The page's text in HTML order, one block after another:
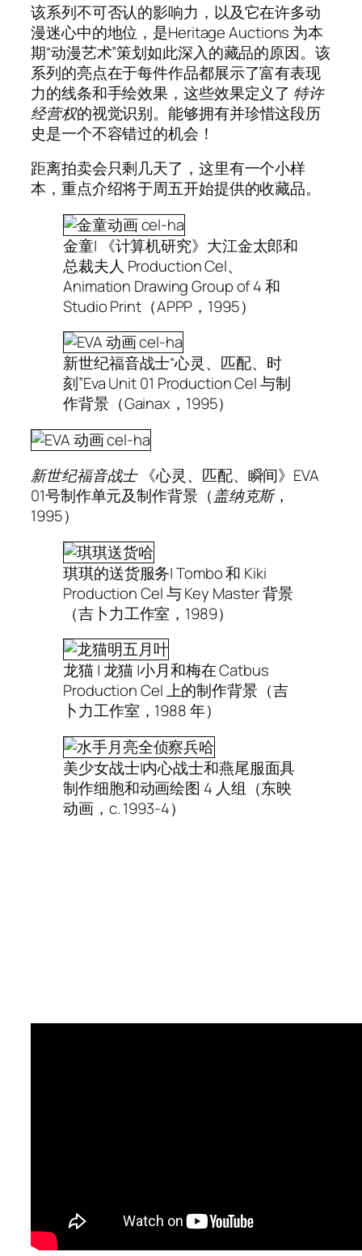
该系列不可否认的影响力，以及它在许多动
漫迷心中的地位，是Heritage Auctions 为本
期“动漫艺术”策划如此深入的藏品的原因。该
系列的亮点在于每件作品都展示了富有表现
力的线条和手绘效果，这些效果定义了 特许
经营权的视觉识别。能够拥有并珍惜这段历
史是一个不容错过的机会！
距离拍卖会只剩几天了，这里有一个小样
本，重点介绍将于周五开始提供的收藏品。
金童| 《计算机研究》大江金太郎和
总裁夫人 Production Cel、
Animation Drawing Group of 4 和
Studio Print（APPP，1995）
新世纪福音战士“心灵、匹配、时
刻”Eva Unit 01 Production Cel 与制
作背景（Gainax，1995）
新世纪福音战士《心灵、匹配、瞬间》EVA
01号制作单元及制作背景（盖纳克斯，
1995）
琪琪的送货服务| Tombo 和 Kiki
Production Cel 与 Key Master 背景
（吉卜力工作室，1989）
龙猫 | 龙猫 |小月和梅在 Catbus
Production Cel 上的制作背景（吉
卜力工作室，1988 年）
美少女战士|内心战士和燕尾服面具
制作细胞和动画绘图 4 人组（东映
动画，c. 1993-4）